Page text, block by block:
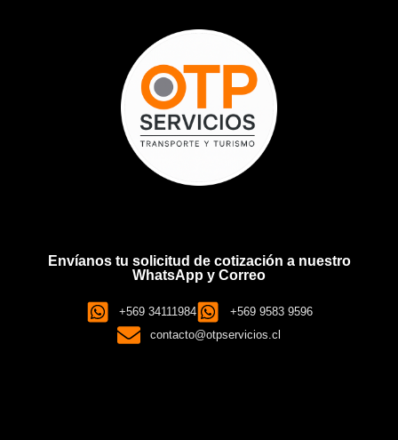
Envíanos tu solicitud de cotización a nuestro
WhatsApp y Correo
+569 34111984
+569 9583 9596
contacto@otpservicios.cl